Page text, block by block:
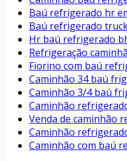
Baú refrigerado hr
Baú refrigerado
Hr baú refrigerado
Refrigeração
Fiorino com baú
Caminhão 34 baú
Caminhão 3/4 baú
Caminhão
Venda de caminhão
Caminhão
Caminhão com baú